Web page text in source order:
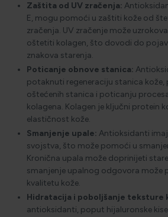
Zaštita od UV zračenja:
E, mogu pomoći u zaštiti kože od
zračenja. UV zračenje može
oštetiti kolagen, što dovodi do
znakova starenja.
Poticanje obnove stanica:
potaknuti regeneraciju stanica kože,
oštećenih stanica i poticanju
kolagena. Kolagen je ključni protein
elastičnost kože.
Smanjenje upale: Antioksidanti
svojstva, što može pomoći u
Kronična upala može doprinijeti
smanjenje upalnog odgovora može
kvalitetu kože.
Hidratacija i poboljšanje teksture
antioksidanti, poput hijaluronske